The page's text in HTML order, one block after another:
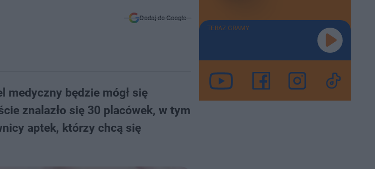
Dodaj do Google
medyczny będzie mógł się
znalazło się 30 placówek, w tym
aptek, którzy chcą się
TERAZ GRAMY